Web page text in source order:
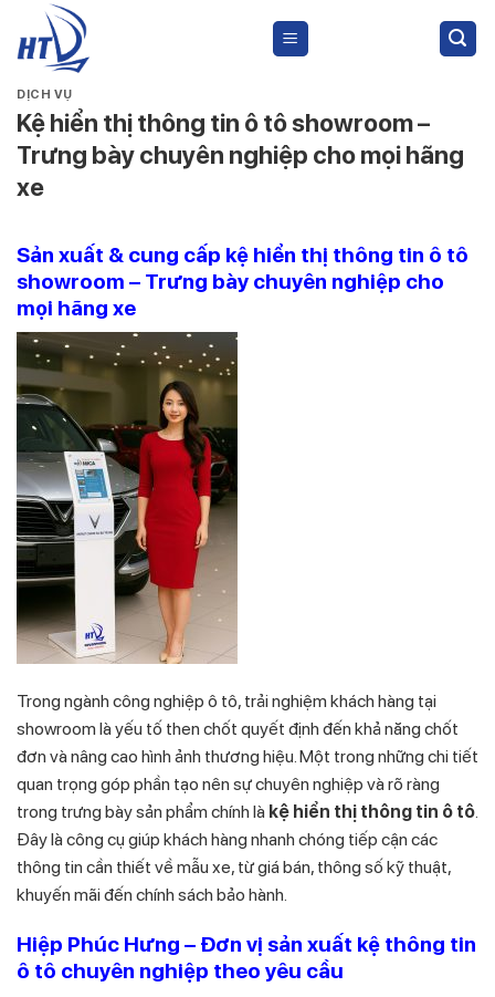
content
DỊCH VỤ
Kệ hiển thị thông tin ô tô showroom –
Trưng bày chuyên nghiệp cho mọi hãng
xe
Sản xuất & cung cấp kệ hiển thị thông tin ô tô
showroom – Trưng bày chuyên nghiệp cho
mọi hãng xe
Trong ngành công nghiệp ô tô, trải nghiệm khách hàng tại
showroom là yếu tố then chốt quyết định đến khả năng chốt
đơn và nâng cao hình ảnh thương hiệu. Một trong những chi tiết
quan trọng góp phần tạo nên sự chuyên nghiệp và rõ ràng
trong trưng bày sản phẩm chính là kệ hiển thị thông tin ô tô.
Đây là công cụ giúp khách hàng nhanh chóng tiếp cận các
thông tin cần thiết về mẫu xe, từ giá bán, thông số kỹ thuật,
khuyến mãi đến chính sách bảo hành.
Hiệp Phúc Hưng – Đơn vị sản xuất kệ thông tin
ô tô chuyên nghiệp theo yêu cầu